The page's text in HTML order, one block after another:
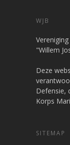
WJB
"Willem
Deze
Defensie,
Korps
SITEMAP